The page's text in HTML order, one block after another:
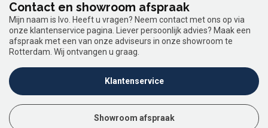
Contact en showroom afspraak
Mijn naam is Ivo. Heeft u vragen? Neem contact met ons op via
onze klantenservice pagina. Liever persoonlijk advies? Maak een
afspraak met een van onze adviseurs in onze showroom te
Rotterdam. Wij ontvangen u graag.
Klantenservice
Showroom afspraak